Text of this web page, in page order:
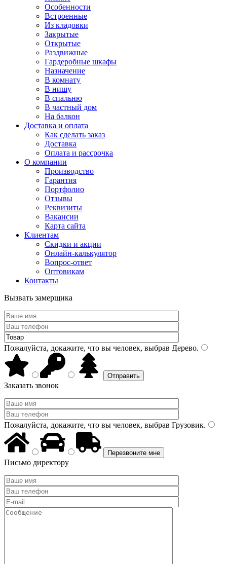
Особенности
Встроенные
Из кладовки
Закрытые
Открытые
Раздвижные
Гардеробные шкафы
Назначение
В комнату
В нишу
В спальню
В частный дом
На балкон
Доставка и оплата
Как сделать заказ
Доставка
Оплата и рассрочка
О компании
Производство
Гарантия
Портфолио
Отзывы
Реквизиты
Вакансии
Карта сайта
Клиентам
Скидки и акции
Онлайн-калькулятор
Вопрос-ответ
Оптовикам
Контакты
Вызвать замерщика
Пожалуйста, докажите, что вы человек, выбрав Дерево.
Заказать звонок
Пожалуйста, докажите, что вы человек, выбрав Грузовик.
Письмо директору